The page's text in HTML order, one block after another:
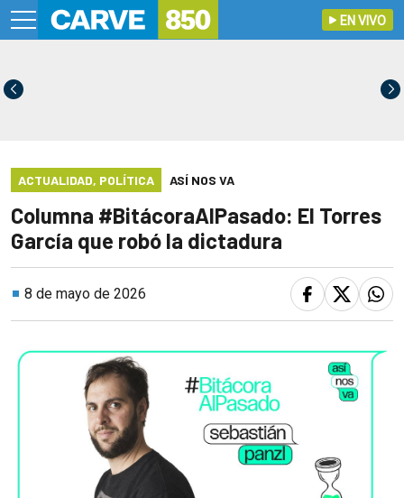
EN VIVO
ACTUALIDAD, POLÍTICA ASÍ NOS VA
Columna #BitácoraAlPasado: El Torres
García que robó la dictadura
8 de mayo de 2026